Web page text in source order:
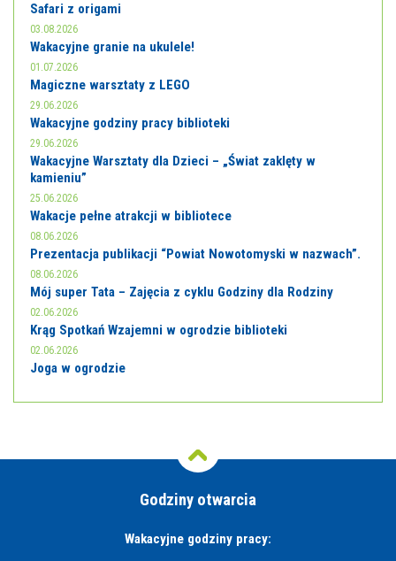
Safari z origami
03.08.2026
Wakacyjne granie na ukulele!
01.07.2026
Magiczne warsztaty z LEGO
29.06.2026
Wakacyjne godziny pracy biblioteki
29.06.2026
Wakacyjne Warsztaty dla Dzieci – „Świat zaklęty w
kamieniu”
25.06.2026
Wakacje pełne atrakcji w bibliotece
08.06.2026
Prezentacja publikacji “Powiat Nowotomyski w nazwach”.
08.06.2026
Mój super Tata – Zajęcia z cyklu Godziny dla Rodziny
02.06.2026
Krąg Spotkań Wzajemni w ogrodzie biblioteki
02.06.2026
Joga w ogrodzie
Godziny otwarcia
Wakacyjne godziny pracy: